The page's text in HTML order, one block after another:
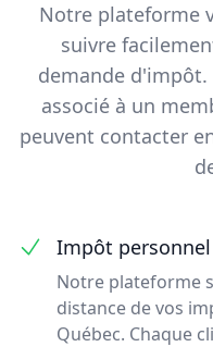
Notre plateforme
suivre
demande d'impôt.
associé à un
peuvent contacter
Impôt personnel
Notre plateforme
distance de vos
Québec. Chaque